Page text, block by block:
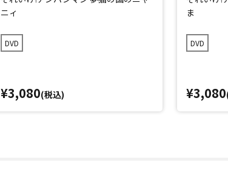
ニィ
DVD
¥3,080(税込)
ま
DVD
¥3,080